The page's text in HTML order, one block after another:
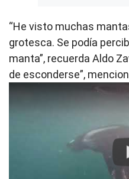
“He visto muchas
grotesca. Se podía
manta”, recuerda Aldo
de esconderse”,